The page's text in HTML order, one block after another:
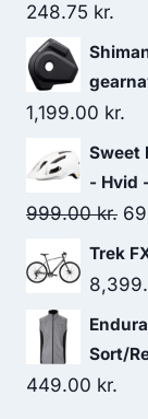
248.75 kr.
1,199.00 kr.
Sweet
- Hvid
999.00kr.
Trek
Sort/
449.00 kr.